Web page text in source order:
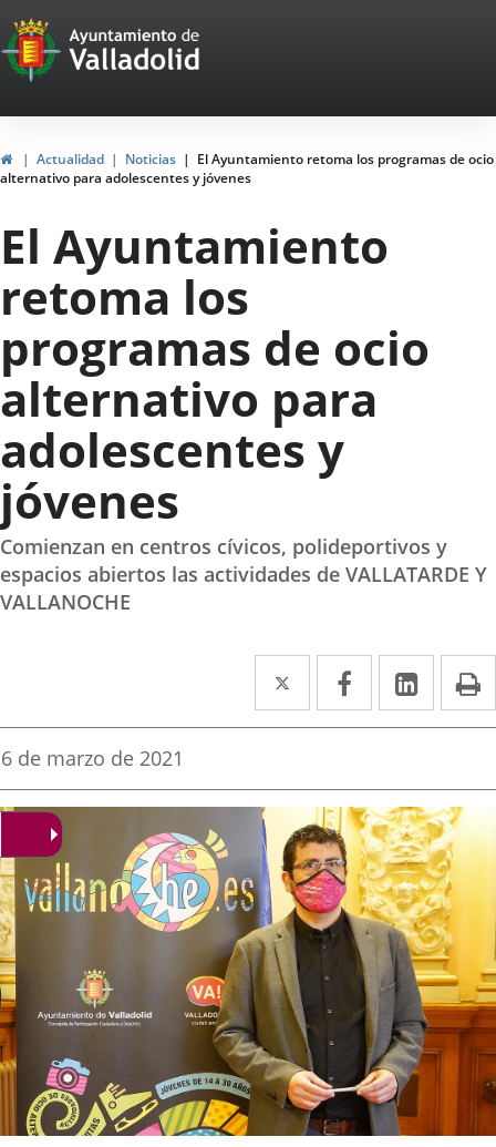
Portal
Web
del
Ayuntamiento
de
Valladolid
HomeActualidad Noticias
El Ayuntamiento retoma los programas de ocio
alternativo para adolescentes y jóvenes
El Ayuntamiento
retoma los
programas de ocio
alternativo para
adolescentes y
jóvenes
Comienzan en centros cívicos, polideportivos y
espacios abiertos las actividades de VALLATARDE Y
VALLANOCHE
Twitter
Enlace
a
aplicación
externa.
Facebook
Enlace
a
aplicación
externa.
Enlace
a
Fecha
la
noticia
6 de marzo de 2021